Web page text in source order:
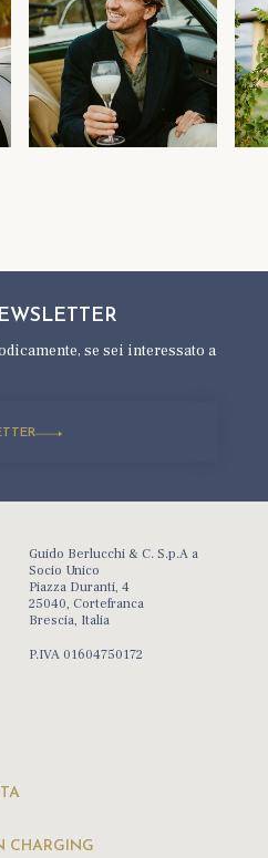
se sei interessato a
Guido Berlucchi & C. S.p.A a
Socio Unico
Piazza Duranti, 4
25040, Cortefranca
Brescia, Italia
P.IVA 01604750172
CHARGING